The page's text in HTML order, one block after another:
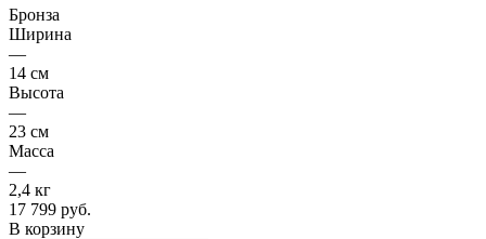
Бронза
Ширина
—
14 см
Высота
—
23 см
Масса
—
2,4 кг
17 799 руб.
В корзину